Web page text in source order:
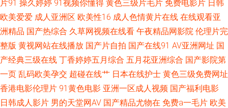
成人伊人 成人大香蕉视频 www美女AV 97精品色情 91不用下载观看 亚洲另
类激情小说 午夜久久电影 午夜成人骚蜜桃网 天天操屄网 日本丝袜足交 欧美
性爱另类3 美女抠逼视频 激情小视频91 国产a成人 成人在哪看片 肏屄一区二
区三 www黄色网址 97欧美 中文字幕久久精品 亚洲三级片另类 婷婷激情综
片91 操久婷婷 91视频你懂得 黄色三级片毛片 免费电影片 日韩
欧美爱爱 成人亚洲区 欧美性16 成人色情黄片在线 在线观看亚
洲精品 国产热综合 久草网视频在线看 午夜精品网影院 伦理片完
整版 黄视网站在线播放 国产片自拍 国产在线91 AV亚洲网址 国
产经典三级在线 丁香婷婷五月综合 五月花亚洲综合 国产影院第
一页 乱码欧美孕交 超碰在线艹 日本在线护士 黄色三级免费网址
香港电影伦理片 91黄色电影 亚洲一区成人视频 国产福利电影
日韩成人影片 男的天堂网AV 国产精品尤物在 免费a一毛片 欧美